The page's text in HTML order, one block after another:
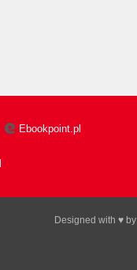
Ebookpoint.pl
Designed with ♥ by